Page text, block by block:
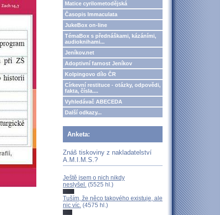
Matice cyrilometodějská
Časopis Immaculata
JukeBox on-line
TémaBox s přednáškami, kázáními,
audioknihami...
Jeníkov.net
Adoptivní farnost Jeníkov
Kolpingovo dílo ČR
Církevní restituce - otázky, odpovědi,
fakta, čísla....
Vyhledávač ABECEDA
Další odkazy...
Anketa:
Znáš tiskoviny z nakladatelství
A.M.I.M.S.?
Ještě jsem o nich nikdy
neslyšel. (5525 hl.)
Tuším, že něco takového existuje, ale
nic víc. (4575 hl.)